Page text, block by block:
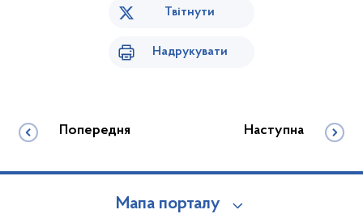
Твітнути
Надрукувати
Попередня Наступна
Мапа порталу